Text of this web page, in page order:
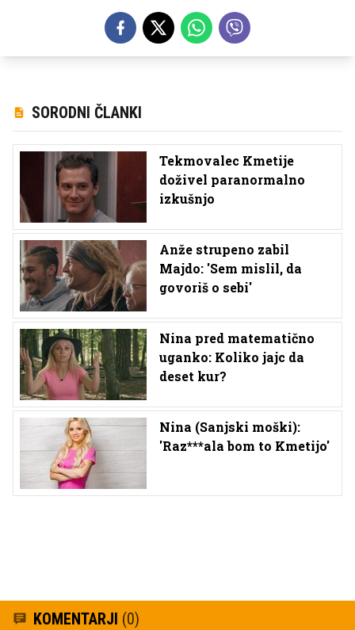
SORODNI ČLANKI
Tekmovalec Kmetije
doživel paranormalno
izkušnjo
Anže strupeno zabil
Majdo: 'Sem mislil, da
govoriš o sebi'
Nina pred matematično
uganko: Koliko jajc da
deset kur?
Nina (Sanjski moški):
'Raz***ala bom to Kmetijo'
KOMENTARJI (0)